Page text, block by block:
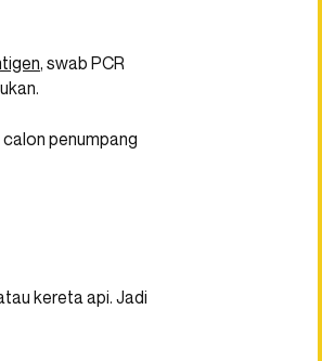
, swab PCR
penumpang
kereta api. Jadi